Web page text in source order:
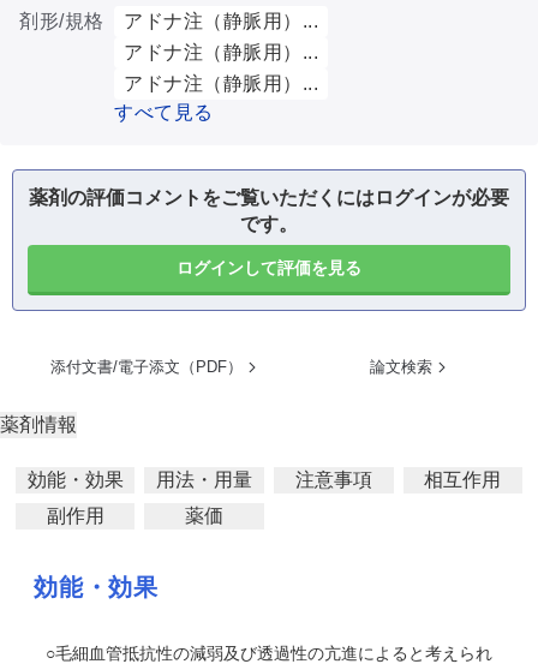
剤形/規格
アドナ注（静脈用）...
アドナ注（静脈用）...
アドナ注（静脈用）...
すべて見る
薬剤の評価コメントをご覧いただくにはログインが必要
です。
ログインして評価を見る
添付文書/電子添文（PDF） 論文検索
薬剤情報
効能・効果 用法・用量 注意事項
相互作用
副作用
薬価
効能・効果
○毛細血管抵抗性の減弱及び透過性の亢進によると考えられ